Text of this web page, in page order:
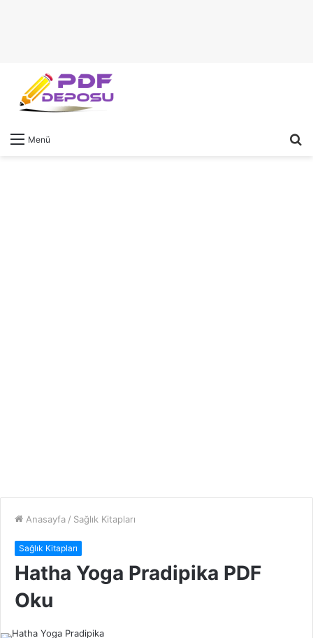
Menü
Anasayfa / Sağlık Kitapları
Sağlık Kitapları
Hatha Yoga Pradipika PDF
Oku